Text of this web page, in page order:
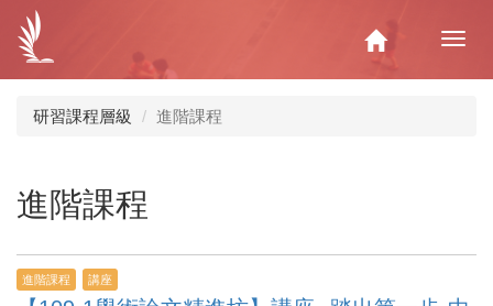
內
Home
研習課程層級 進階課程
進階課程
進階課程 講座